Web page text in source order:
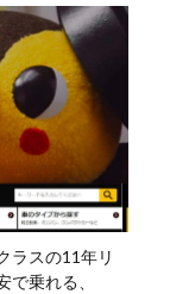
ラスの11年リ
乗れる、